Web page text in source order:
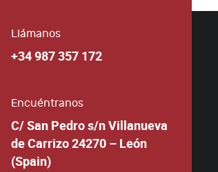
Llámanos
+34 987 357 172
Encuéntranos
C/ San Pedro s/n Villanueva
de Carrizo 24270 – León
(Spain)